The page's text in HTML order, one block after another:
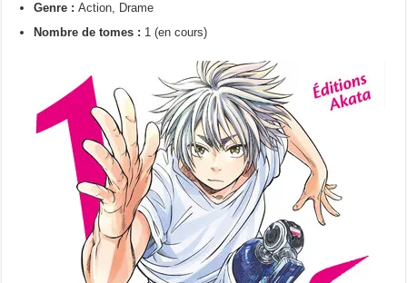
Genre :Action, Drame
Nombre de tomes : 1 (en cours)